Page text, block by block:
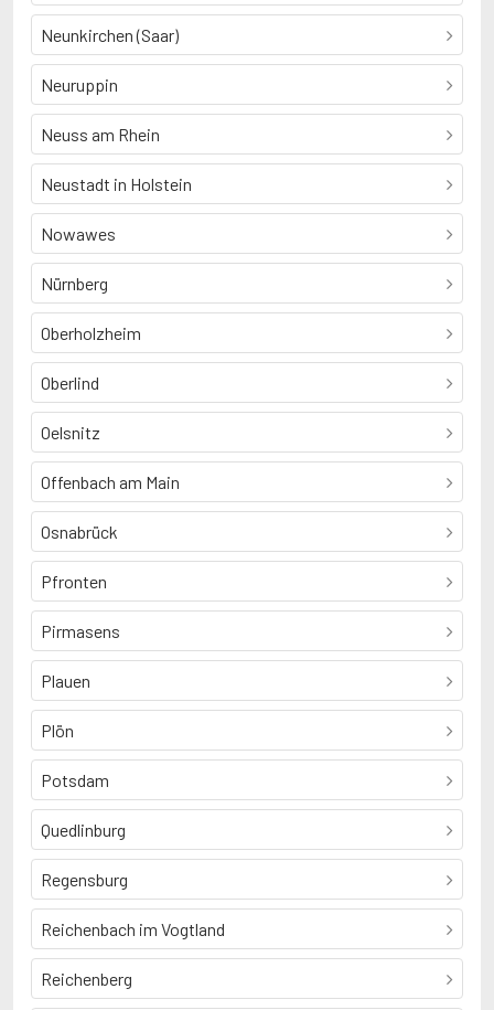
Neunkirchen (Saar)
Neuruppin
Neuss am Rhein
Neustadt in Holstein
Nowawes
Nürnberg
Oberholzheim
Oberlind
Oelsnitz
Offenbach am Main
Osnabrück
Pfronten
Pirmasens
Plauen
Plön
Potsdam
Quedlinburg
Regensburg
Reichenbach im Vogtland
Reichenberg